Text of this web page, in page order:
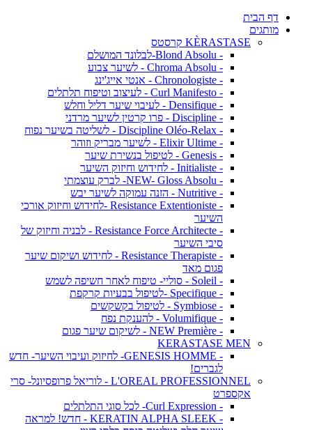
דף הבית
מותגים
KÈRASTASE קרסטס
- Blond Absolu-לבלונד המושלם
- Chroma Absolu - לשיער צבוע
- Chronologiste - אנטי אייג'ינג
- Curl Manifesto - לעיצוב וטיפוח תלתלים
- Densifique - לעיבוי שיער דליל וחלש
- Discipline - פרו קרטין לשיער מרדני
- Discipline Oléo-Relax - לשליטה בשיער נפוח
- Elixir Ultime - לשיער מבריק וזוהר
- Genesis - לטיפול בנשירת שיער
- Initialiste - לחידוש וחיזוק השיער
- NEW- Gloss Absolu- לברק עוצמתי
- Nutritive - הזנה עמוקה לשיער יבש
- Resistance Extentioniste -לחידוש וחיזוק אורכי
השיער
- Resistance Force Architecte - לבניה וחיזוק של
סיבי השיער
- Resistance Therapiste - לחידוש ושיקום שיער
פגום מאד
- Soleil - סוליי- טיפוח לאחר חשיפה לשמש
- Specifique -לטיפול בבעיות קרקפת
- Symbiose - לטיפול בקשקשים
- Volumifique - להענקת נפח
- NEW Première - לשיקום שיער פגום
KERASTASE MEN
- GENESIS HOMME- לחיזוק ועיבוי השיער- חדש
לגברים!
L'OREAL PROFESSIONNEL - לוריאל פרופסיונל- סרי
אקספרט
- Curl Expression- לכל סוגי התלתלים
- KERATIN ALPHA SLEEK - חדש! למראה